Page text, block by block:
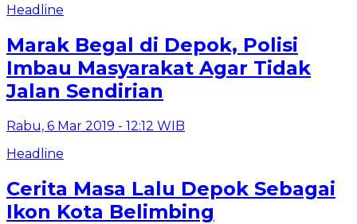
Headline
Marak Begal di Depok, Polisi
Imbau Masyarakat Agar Tidak
Jalan Sendirian
Rabu, 6 Mar 2019 - 12:12 WIB
Headline
Cerita Masa Lalu Depok Sebagai
Ikon Kota Belimbing